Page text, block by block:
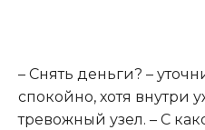
– Снять деньги? –
спокойно, хотя внутри
тревожный узел. – С